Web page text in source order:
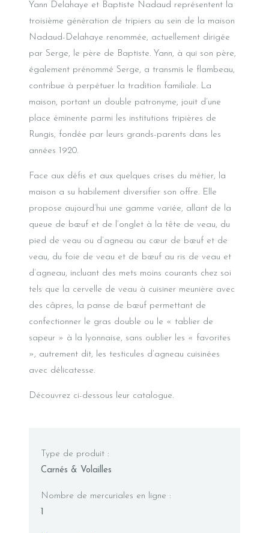
Yann Delahaye et Baptiste Nadaud représentent la
troisième génération de tripiers au sein de la maison
Nadaud-Delahaye renommée, actuellement dirigée
par Serge, le père de Baptiste. Yann, à qui son père,
également prénommé Serge, a transmis le flambeau,
contribue à perpétuer la tradition familiale. La
maison, portant un double patronyme, jouit d’une
place éminente parmi les institutions tripières de
Rungis, fondée par leurs grands-parents dans les
années 1920.
Face aux défis et aux quelques crises du métier, la
maison a su habilement diversifier son offre. Elle
propose aujourd’hui une gamme variée, allant de la
queue de bœuf et de l’onglet à la tête de veau, du
pied de veau ou d’agneau au cœur de bœuf et de
veau, du foie de veau et de bœuf au ris de veau et
d’agneau, incluant des mets moins courants chez soi
tels que la cervelle de veau à cuisiner meunière avec
des câpres, la panse de bœuf permettant de
confectionner le gras double ou le « tablier de
sapeur » à la lyonnaise, sans oublier les « favorites
», autrement dit, les testicules d’agneau cuisinées
avec délicatesse.
Découvrez ci-dessous leur catalogue.
Type de produit :
Carnés & Volailles
Nombre de mercuriales en ligne :
1